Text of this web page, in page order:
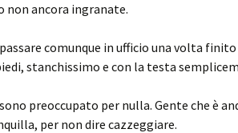
non ancora ingranate.
comunque in ufficio una volta
stanchissimo e con la testa
preoccupato per nulla. Gente che è
per non dire cazzeggiare.